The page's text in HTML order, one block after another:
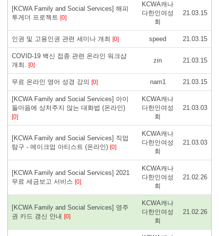
[KCWA Family and Social Services] 해피
투게더 프로젝트 [0]
KCWA캐나
다한인여성
회
21.03.15
인권 및 고용인권 관련 세미나 개최 [0] speed 21.03.15
COVID-19 백신 접종 관련 온라인 워크샵
개최. [0]
zin 21.03.15
무료 온라인 영어 성경 강의 [0] nam1 21.03.15
[KCWA Family and Social Services] 아이
들마음에 상처주지 않는 대화법 (온라인)
[0]
KCWA캐나
다한인여성
회
21.03.03
[KCWA Family and Social Services] 직업
탐구 - 메이크업 아티스트 (온라인) [0]
KCWA캐나
다한인여성
회
21.03.03
[KCWA Family and Social Services] 2021
무료 세금보고 서비스 [0]
KCWA캐나
다한인여성
회
21.02.26
[KCWA Family and Social Services] 영주
권 카드 갱신 안내 [0]
KCWA캐나
다한인여성
회
21.02.26